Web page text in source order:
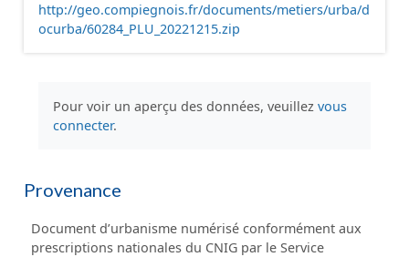
http://geo.compiegnois.fr/documents/metiers/urba/d
ocurba/60284_PLU_20221215.zip
Pour voir un aperçu des données, veuillez vous
connecter.
Provenance
Document d’urbanisme numérisé conformément aux
prescriptions nationales du CNIG par le Service